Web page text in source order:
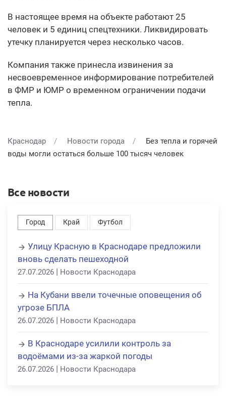
В настоящее время на объекте работают 25
человек и 5 единиц спецтехники. Ликвидировать
утечку планируется через несколько часов.
Компания также принесла извинения за
несвоевременное информирование потребителей
в ФМР и ЮМР о временном ограничении подачи
тепла.
Краснодар Новости города
Без тепла и горячей
воды могли остаться больше 100 тысяч человек
Все новости
Город Край Футбол
Улицу Красную в Краснодаре предложили
вновь сделать пешеходной
27.07.2026 | Новости Краснодара
На Кубани ввели точечные оповещения об
угрозе БПЛА
26.07.2026 | Новости Краснодара
В Краснодаре усилили контроль за
водоёмами из-за жаркой погоды
26.07.2026 | Новости Краснодара